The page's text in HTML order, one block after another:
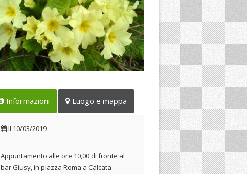
Visita guidata con riconoscimento
di piante e fiori primaverili
Il 10/03/2019
Informazioni Luogo e mappa
Il 10/03/2019
Appuntamento alle ore 10,00 di fronte al
bar Giusy, in piazza Roma a Calcata